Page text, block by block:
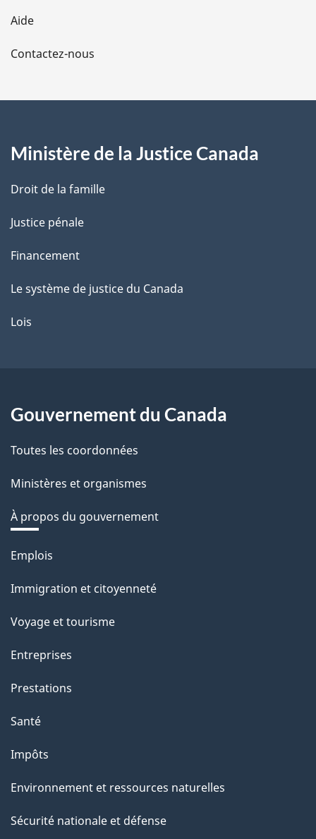
l
a
e
Aide
Contactez-nous
Ministère de la Justice Canada
Droit de la famille
Justice pénale
Financement
Le système de justice du Canada
Lois
Gouvernement du Canada
Toutes les coordonnées
Ministères et organismes
À propos du gouvernement
Thèmes
sujets
Emplois
Immigration et citoyenneté
Voyage et tourisme
Entreprises
Prestations
Santé
Impôts
Environnement et ressources naturelles
Sécurité nationale et défense